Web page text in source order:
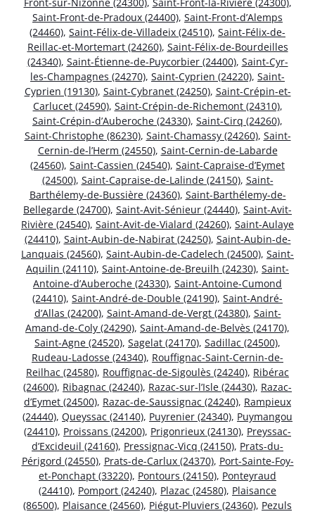
Saint-Front-de-Pradoux (24400), Saint-Front-d’Alemps
(24460), Saint-Félix-de-Villadeix (24510), Saint-Félix-de-
Reillac-et-Mortemart (24260), Saint-Félix-de-Bourdeilles
(24340), Saint-Étienne-de-Puycorbier (24400), Saint-Cyr-
les-Champagnes (24270), Saint-Cyprien (24220), Saint-
Cyprien (19130), Saint-Cybranet (24250), Saint-Crépin-et-
Carlucet (24590), Saint-Crépin-de-Richemont (24310),
Saint-Crépin-d’Auberoche (24330), Saint-Cirq (24260),
Saint-Christophe (86230), Saint-Chamassy (24260), Saint-
Cernin-de-l’Herm (24550), Saint-Cernin-de-Labarde
(24560), Saint-Cassien (24540), Saint-Capraise-d’Eymet
(24500), Saint-Capraise-de-Lalinde (24150), Saint-
Barthélemy-de-Bussière (24360), Saint-Barthélemy-de-
Bellegarde (24700), Saint-Avit-Sénieur (24440), Saint-Avit-
Rivière (24540), Saint-Avit-de-Vialard (24260), Saint-Aulaye
(24410), Saint-Aubin-de-Nabirat (24250), Saint-Aubin-de-
Lanquais (24560), Saint-Aubin-de-Cadelech (24500), Saint-
Aquilin (24110), Saint-Antoine-de-Breuilh (24230), Saint-
Antoine-d’Auberoche (24330), Saint-Antoine-Cumond
(24410), Saint-André-de-Double (24190), Saint-André-
d’Allas (24200), Saint-Amand-de-Vergt (24380), Saint-
Amand-de-Coly (24290), Saint-Amand-de-Belvès (24170),
Saint-Agne (24520), Sagelat (24170), Sadillac (24500),
Rudeau-Ladosse (24340), Rouffignac-Saint-Cernin-de-
Reilhac (24580), Rouffignac-de-Sigoulès (24240), Ribérac
(24600), Ribagnac (24240), Razac-sur-l’Isle (24430), Razac-
d’Eymet (24500), Razac-de-Saussignac (24240), Rampieux
(24440), Queyssac (24140), Puyrenier (24340), Puymangou
(24410), Proissans (24200), Prigonrieux (24130), Preyssac-
d’Excideuil (24160), Pressignac-Vicq (24150), Prats-du-
Périgord (24550), Prats-de-Carlux (24370), Port-Sainte-Foy-
et-Ponchapt (33220), Pontours (24150), Ponteyraud
(24410), Pomport (24240), Plazac (24580), Plaisance
(86500), Plaisance (24560), Piégut-Pluviers (24360), Pezuls